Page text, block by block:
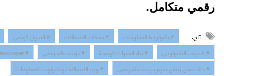
رقمي متكامل.
تاج: # تكنولوجيا المعلومات # شبكات الاتصالات # التحول الرقمي
# التدريب التكنولوجي
# بناء القدرات الرقمية # جريدة عالم رقمي
# Alam Rakamy Newspaper
# خالد حسن رئيس تحرير جريدة عالم رقمي
# وزير الاتصالات وتكنولوجيا المعلومات